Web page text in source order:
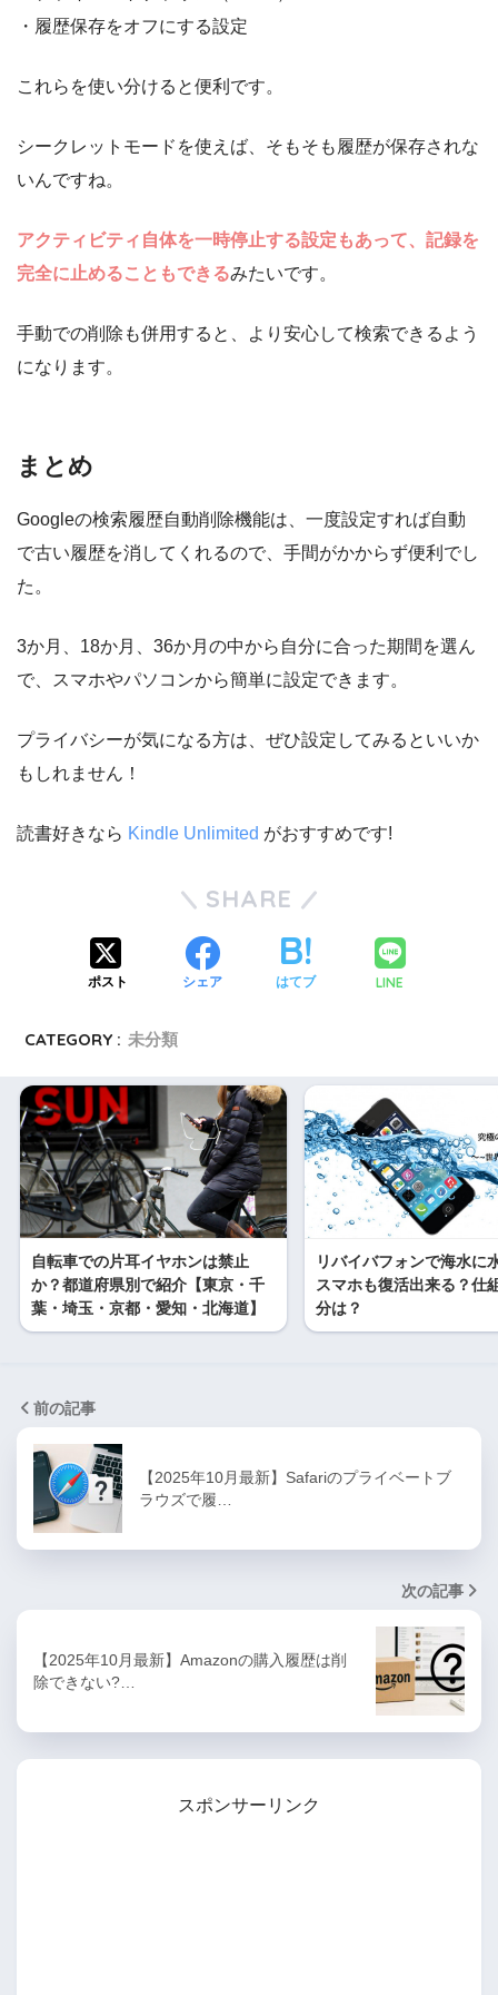
・履歴保存をオフにする設定
これらを使い分けると便利です。
シークレットモードを使えば、そもそも履歴が保存されな
いんですね。
アクティビティ自体を一時停止する設定もあって、記録を
完全に止めることもできるみたいです。
手動での削除も併用すると、より安心して検索できるよう
になります。
まとめ
Googleの検索履歴自動削除機能は、一度設定すれば自動
で古い履歴を消してくれるので、手間がかからず便利でし
た。
3か月、18か月、36か月の中から自分に合った期間を選ん
で、スマホやパソコンから簡単に設定できます。
プライバシーが気になる方は、ぜひ設定してみるといいか
もしれません！
読書好きなら Kindle Unlimited がおすすめです!
SHARE
ポスト シェア はてブ LINE
CATEGORY : 未分類
自転車での片耳イヤホンは禁止
か？都道府県別で紹介【東京・千
葉・埼玉・京都・愛知・北海道】
リバイバフォンで海水に
スマホも復活出来る？仕
分は？
前の記事
【2025年10月最新】Safariのプライベートブ
ラウズで履…
次の記事
【2025年10月最新】Amazonの購入履歴は削
除できない?…
スポンサーリンク